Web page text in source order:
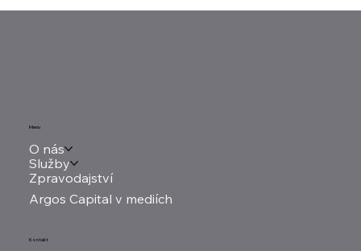
Menu
O nás
Služby
Zpravodajství
Argos Capital v mediích
Kontakt